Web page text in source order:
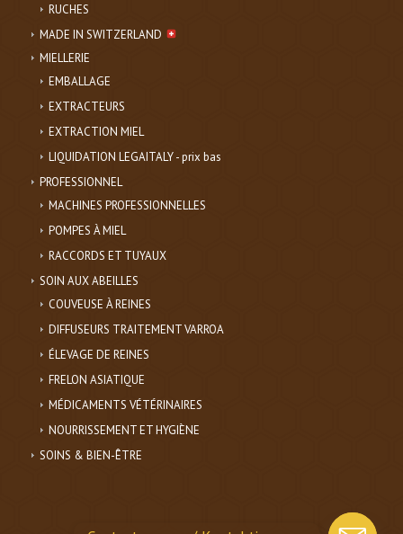
RUCHES
MADE IN SWITZERLAND
MIELLERIE
EMBALLAGE
EXTRACTEURS
EXTRACTION MIEL
LIQUIDATION LEGAITALY - prix bas
PROFESSIONNEL
MACHINES PROFESSIONNELLES
POMPES À MIEL
RACCORDS ET TUYAUX
SOIN AUX ABEILLES
COUVEUSE À REINES
DIFFUSEURS TRAITEMENT VARROA
ÉLEVAGE DE REINES
FRELON ASIATIQUE
MÉDICAMENTS VÉTÉRINAIRES
NOURRISSEMENT ET HYGIÈNE
SOINS & BIEN-ÊTRE